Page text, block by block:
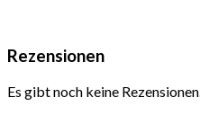
Rezensionen
Es gibt noch keine Rezensionen.